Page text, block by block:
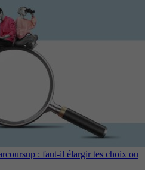
: faut-il élargir tes choix ou